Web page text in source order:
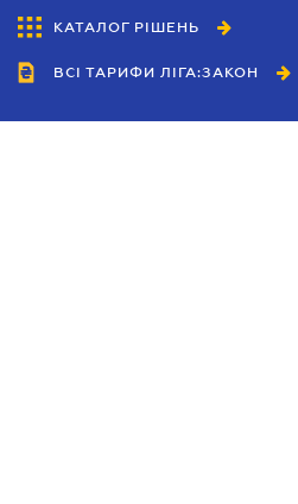
КАТАЛОГ РІШЕНЬ
ВСІ ТАРИФИ ЛІГА:ЗАКОН